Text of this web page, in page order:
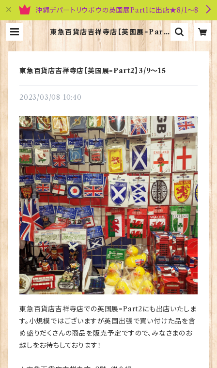
沖縄デパートリウボウの英国展Part1に出店★8/1～8
東急百貨店吉祥寺店【英国展=Part
2】3/9～15 | 英国雑貨専門店ブリテ
ィッシュ・ライフ
東急百貨店吉祥寺店【英国展=Part2】3/9～15
2023/03/08 10:40
東急百貨店吉祥寺店での英国展=Part2にも出店いたしま
す。小規模ではございますが英国出張で買い付けた品を含
め盛りだくさんの商品を販売予定ですので、みなさまのお
越しをお待ちしております！